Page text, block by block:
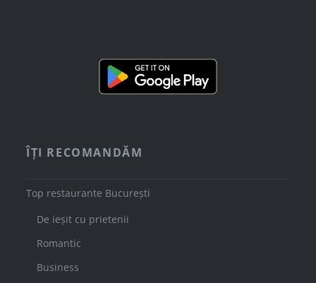
ÎȚI RECOMANDĂM
Top restaurante București
De ieșit cu prietenii
Romantic
Business